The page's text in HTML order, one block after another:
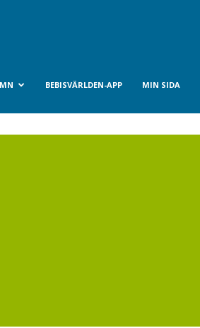
BEBISVÄRLDEN-APP MIN SIDA